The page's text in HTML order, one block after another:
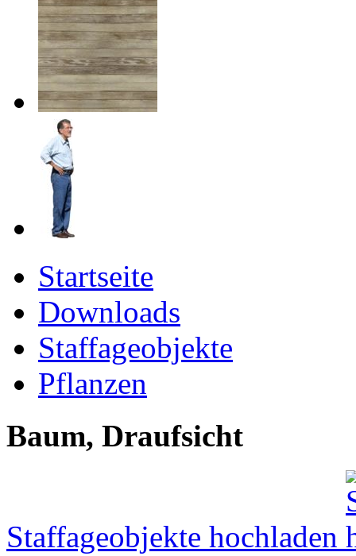
Startseite
Downloads
Staffageobjekte
Pflanzen
Baum, Draufsicht
Staffageobjekte hochladen